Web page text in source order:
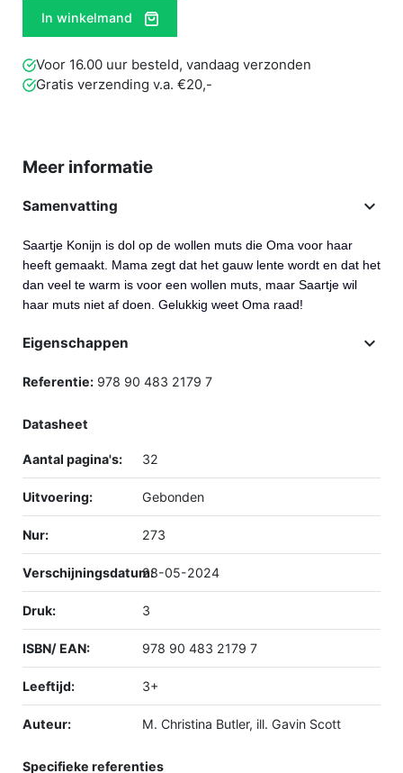
In winkelmand
Voor 16.00 uur besteld, vandaag verzonden
Gratis verzending v.a. €20,-
Meer informatie
Samenvatting 
Saartje Konijn is dol op de wollen muts die Oma voor haar
heeft gemaakt. Mama zegt dat het gauw lente wordt en dat het
dan veel te warm is voor een wollen muts, maar Saartje wil
haar muts niet af doen. Gelukkig weet Oma raad!
Eigenschappen 
Referentie: 978 90 483 2179 7
Datasheet
Aantal pagina's: 32
Uitvoering: Gebonden
Nur: 273
Verschijningsdatum:28-05-2024
Druk: 3
ISBN/ EAN: 978 90 483 2179 7
Leeftijd: 3+
Auteur: M. Christina Butler, ill. Gavin Scott
Specifieke referenties